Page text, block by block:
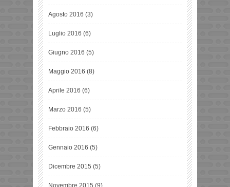
Agosto 2016 (3)
Luglio 2016 (6)
Giugno 2016 (5)
Maggio 2016 (8)
Aprile 2016 (6)
Marzo 2016 (5)
Febbraio 2016 (6)
Gennaio 2016 (5)
Dicembre 2015 (5)